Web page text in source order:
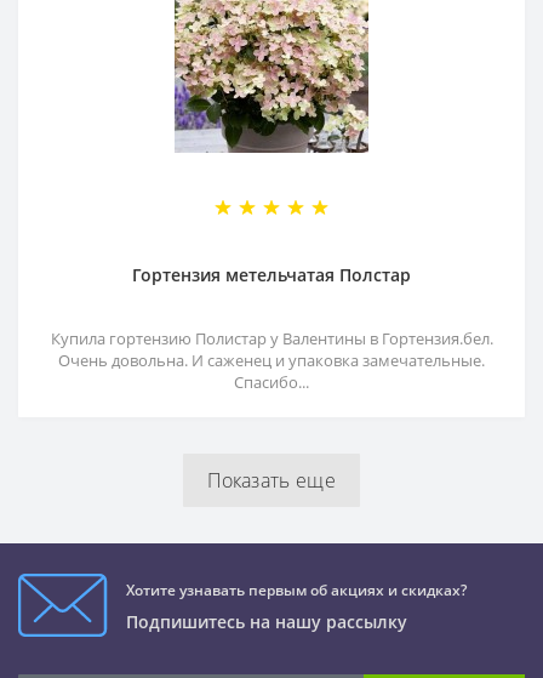
Гортензия метельчатая Полстар
Купила гортензию Полистар у Валентины в Гортензия.бел.
Очень довольна. И саженец и упаковка замечательные.
Спасибо...
Показать еще
Хотите узнавать первым об акциях и скидках?
Подпишитесь на нашу рассылку